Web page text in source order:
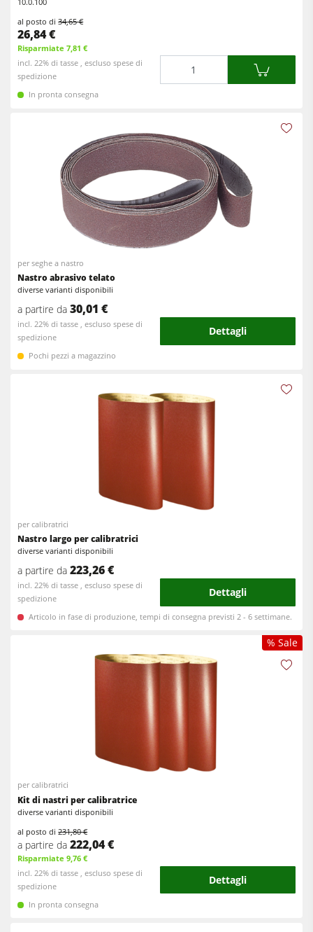
al posto di34,65 €
26,84 €
Risparmiate 7,81 €
incl. 22% di tasse , escluso spese di
spedizione
In pronta consegna
per seghe a nastro
Nastro abrasivo telato
diverse varianti disponibili
a partire da 30,01 €
incl. 22% di tasse , escluso spese di
spedizione
Dettagli
Pochi pezzi a magazzino
per calibratrici
Nastro largo per calibratrici
diverse varianti disponibili
a partire da 223,26 €
incl. 22% di tasse , escluso spese di
spedizione
Dettagli
Articolo in fase di produzione, tempi di consegna previsti 2 - 6 settimane.
% Sale
per calibratrici
Kit di nastri per calibratrice
diverse varianti disponibili
al posto di231,80 €
a partire da 222,04 €
Risparmiate 9,76 €
incl. 22% di tasse , escluso spese di
spedizione
Dettagli
In pronta consegna